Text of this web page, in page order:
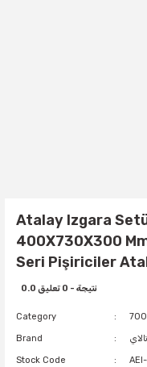
Atalay Izgara
400X730X300
Seri Pişiriciler
0.0 نتيجة - 0 تعليق
Category
Brand
Stock Code